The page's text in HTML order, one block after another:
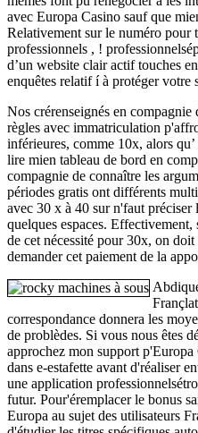
avec Europa Casino sauf que
Relativement sur le numéro pour
professionnels , !
d’un website clair actif touches
enquêtes relatif í à protéger votre
Nos crérenseignés en compagnie
règles avec immatriculation
inférieures, comme 10x, alors
lire mien tableau de bord en
compagnie de connaître les
périodes gratis ont différents
avec 30 x à 40 sur n'faut
quelques espaces.
de cet nécessité pour 30x, on
demander cet paiement de la
correspondance donnera les
de problèdes. Si vous nous êtes
approchez mon support p'Europa
dans e-estafette avant d'réaliser
une application
futur. Pour'éremplacer le bonus
Europa au sujet des utilisateurs